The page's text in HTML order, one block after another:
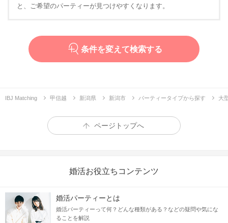
と、ご希望のパーティーが見つけやすくなります。
条件を変えて検索する
IBJ Matching 甲信越 新潟県 新潟市 パーティータイプから探す 大
ページトップへ
婚活お役立ちコンテンツ
婚活パーティーとは
婚活パーティーって何？どんな種類がある？などの疑問や気にな
ることを解説